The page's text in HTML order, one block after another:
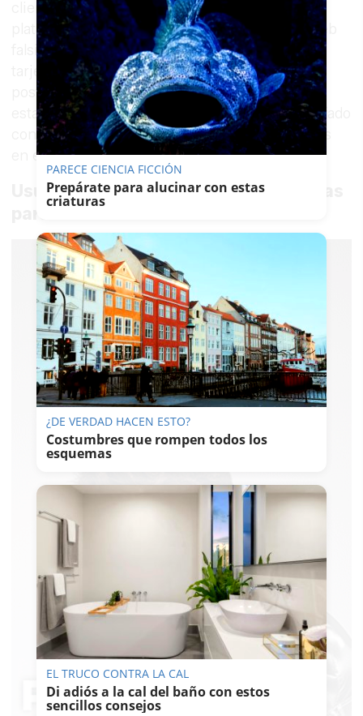
clientes que se encontraban dentro de las
plataformas web legítimas. En estas páginas web
falsificadas obtenían las numeraciones de las
tarjetas bancarias de las que luego hacían un
posterior uso fraudulento, con lo que al dinero
estafado por el alquiler se le unía el dinero estafado
con las tarjetas, realizando compras de artículos
en el extranjero.
Usurpaban la identidad de las víctimas
PARECE CIENCIA FICCIÓN
Prepárate para alucinar con estas
criaturas
¿DE VERDAD HACEN ESTO?
Costumbres que rompen todos los
esquemas
EL TRUCO CONTRA LA CAL
Di adiós a la cal del baño con estos
sencillos consejos